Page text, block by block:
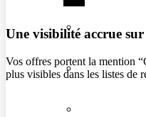
Une visibilité accrue sur
Vos offres portent la mention
plus visibles dans les listes de